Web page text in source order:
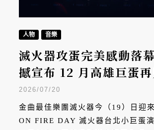
人物 音樂
滅火器攻蛋完美感動落
撼宣布 12 月高雄巨蛋
戰一年三蛋壯舉
2026/07/20
金曲最佳樂團滅火器今（19）日迎
ON FIRE DAY 滅火器台北小巨蛋